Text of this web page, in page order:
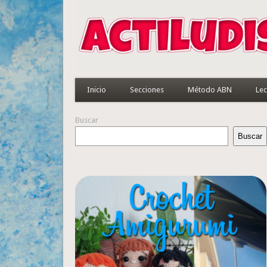
Inicio Secciones Método ABN
Buscar
Buscar